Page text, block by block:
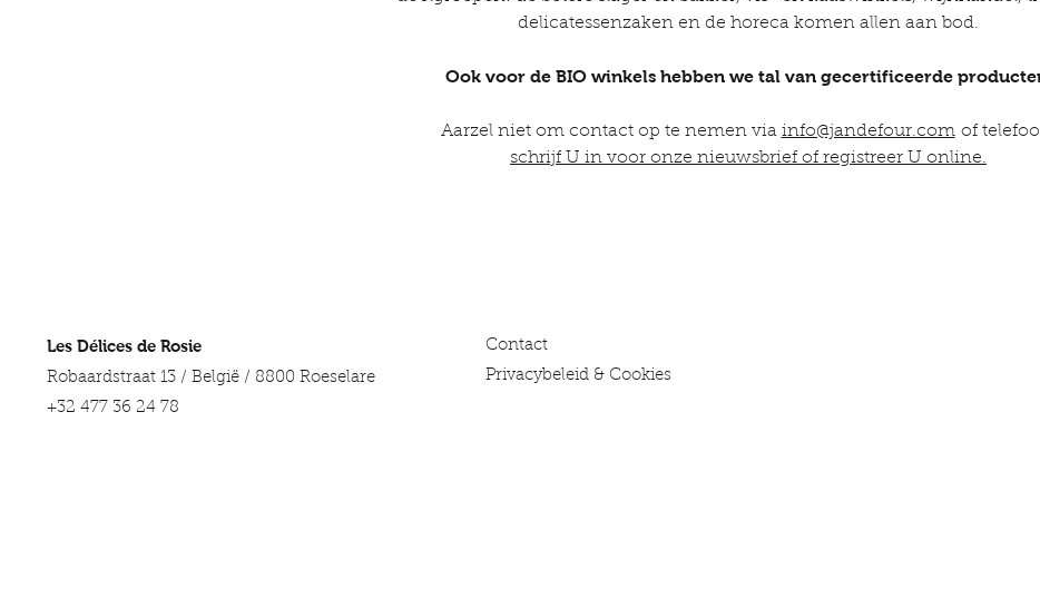
delicatessenzaken en de horeca komen allen aan bod.
Ook voor de BIO winkels hebben we tal van gecertificeerde
Aarzel niet om contact op te nemen via info@jandefour.comof
schrijf U in voor onze nieuwsbrief of registreer U online.
Les Délices de Rosie
Robaardstraat 13 / België / 8800 Roeselare
+32 477 36 24 78
Contact
Privacybeleid & Cookies